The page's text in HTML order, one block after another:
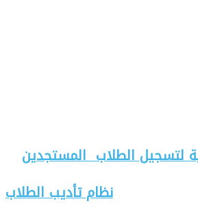
لتسجيل الطلاب المستجدين
نظام تأديب الطلاب